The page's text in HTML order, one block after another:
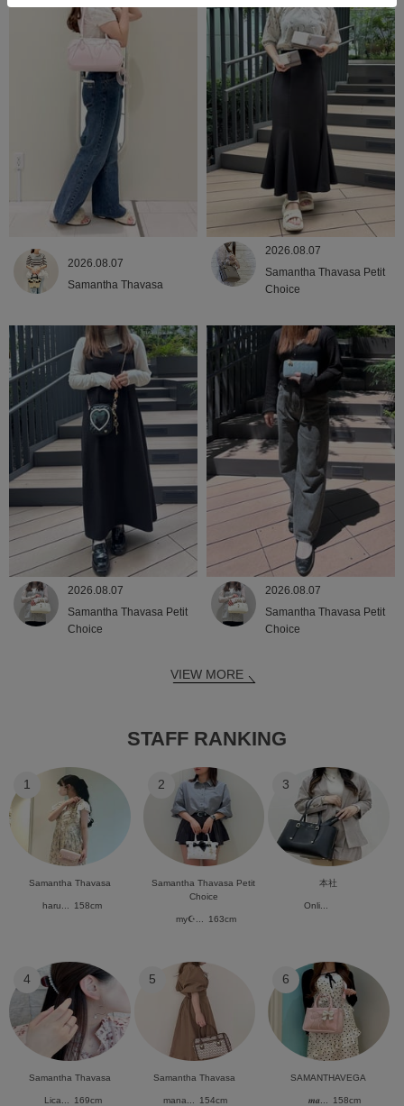
2026.08.07
Samantha Thavasa
2026.08.07
Samantha Thavasa Petit
Choice
2026.08.07
Samantha Thavasa Petit
Choice
2026.08.07
Samantha Thavasa Petit
Choice
VIEW MORE
STAFF RANKING
1
Samantha Thavasa
haru... 158cm
2
Samantha Thavasa Petit
Choice
my☪︎... 163cm
3
本社
Onli...
4
Samantha Thavasa
Lica... 169cm
5
Samantha Thavasa
mana... 154cm
6
SAMANTHAVEGA
𝒎𝒂... 158cm